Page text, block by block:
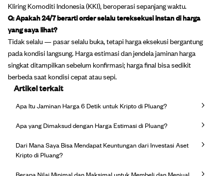
Kliring Komoditi Indonesia (KKI), beroperasi sepanjang waktu.
Q: Apakah 24/7 berarti order selalu tereksekusi instan di harga
yang saya lihat?
Tidak selalu — pasar selalu buka, tetapi harga eksekusi bergantung
pada kondisi langsung. Harga estimasi dan jendela jaminan harga
singkat ditampilkan sebelum konfirmasi; harga final bisa sedikit
berbeda saat kondisi cepat atau sepi.
Artikel terkait
Apa Itu Jaminan Harga 6 Detik untuk Kripto di Pluang?
Apa yang Dimaksud dengan Harga Estimasi di Pluang?
Dari Mana Saya Bisa Mendapat Keuntungan dari Investasi Aset
Kripto di Pluang?